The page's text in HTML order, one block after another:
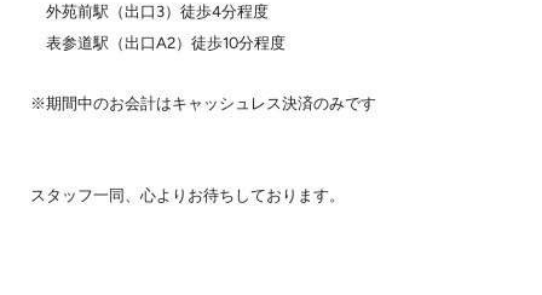
外苑前駅（出口3）徒歩4分程度
表参道駅（出口A2）徒歩10分程度
※期間中のお会計はキャッシュレス決済のみです
スタッフ一同、心よりお待ちしております。